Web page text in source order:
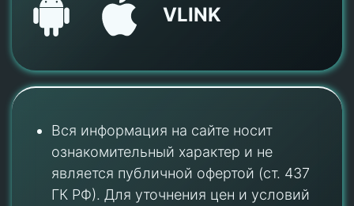
VLINK
Вся информация на сайте носит
ознакомительный характер и не
является публичной офертой (ст. 437
ГК РФ). Для уточнения цен и условий